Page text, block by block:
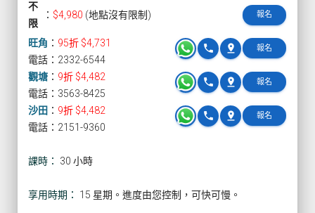
不
限
： $4,980 (地點沒有限制) 報名
旺角 ： 95折 $4,731 報名
pin_drop
phone
電話：2332-6544
觀塘 ： 9折 $4,482 報名
pin_drop
phone
電話：3563-8425
沙田 ： 9折 $4,482 報名
pin_drop
phone
電話：2151-9360
課時： 30 小時
享用時期： 15 星期。進度由您控制，可快可慢。